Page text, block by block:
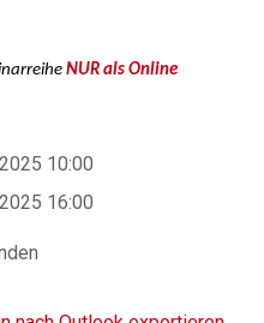
NUR als Online
10:00
16:00